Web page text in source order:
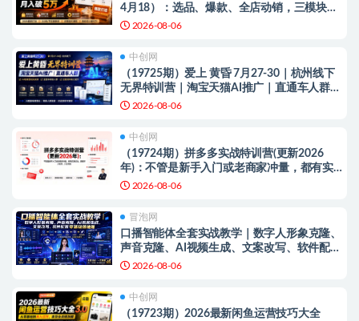
4月18）：选品、爆款、全店动销，三模块构
建盈利闭环，月入破5万
2026-08-06
中创网
（19725期）爱上 黄昏 7月27-30｜杭州线下
无界特训营｜淘宝天猫AI推广｜直通车人群｜
全套PPT SOP思维导图资料包
2026-08-06
中创网
（19724期）拼多多实战特训营(更新2026
年)：不管是新手入门或老商家冲量，都有实
操方法，跟着学，少走弯路
2026-08-06
冒泡网
口播智能体全套实战教学｜数字人形象克隆、
声音克隆、AI视频生成、文案改写、软件配置
零基础落地课
2026-08-06
中创网
（19723期）2026最新闲鱼运营技巧大全